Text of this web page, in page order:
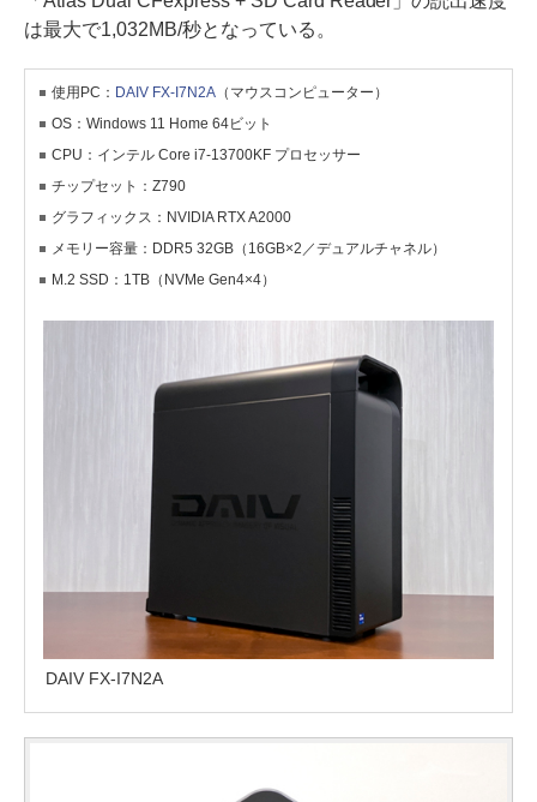
は最大で1,032MB/秒となっている。
使用PC： DAIV FX-I7N2A （マウスコンピューター）
OS：Windows 11 Home 64ビット
CPU：インテル Core i7-13700KF プロセッサー
チップセット：Z790
グラフィックス：NVIDIA RTX A2000
メモリー容量：DDR5 32GB（16GB×2／デュアルチャネル）
M.2 SSD：1TB（NVMe Gen4×4）
DAIV FX-I7N2A